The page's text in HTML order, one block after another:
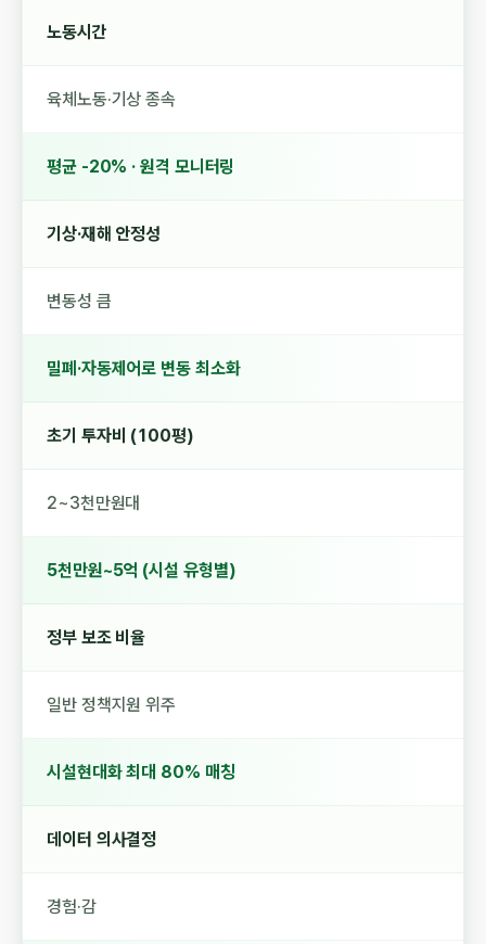
노동시간
육체노동·기상 종속
평균 -20% · 원격 모니터링
기상·재해 안정성
변동성 큼
밀폐·자동제어로 변동 최소화
초기 투자비 (100평)
2~3천만원대
5천만원~5억 (시설 유형별)
정부 보조 비율
일반 정책지원 위주
시설현대화 최대 80% 매칭
데이터 의사결정
경험·감